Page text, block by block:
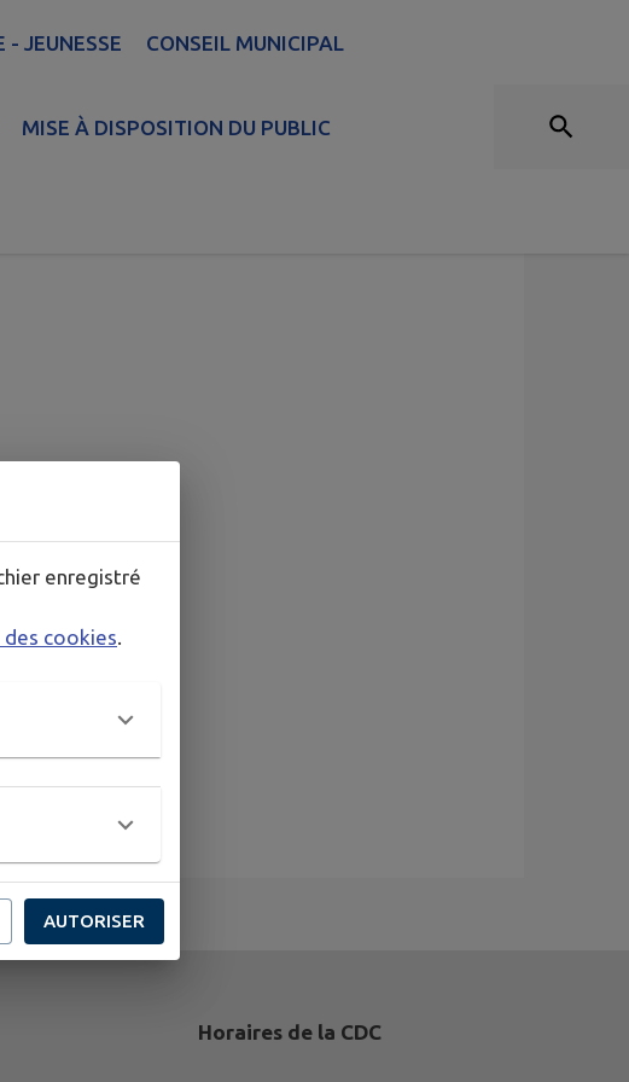
- JEUNESSE CONSEIL MUNICIPAL
MISE À DISPOSITION DU PUBLIC
Horaires de la CDC
enregistré
cookies.
AUTORISER